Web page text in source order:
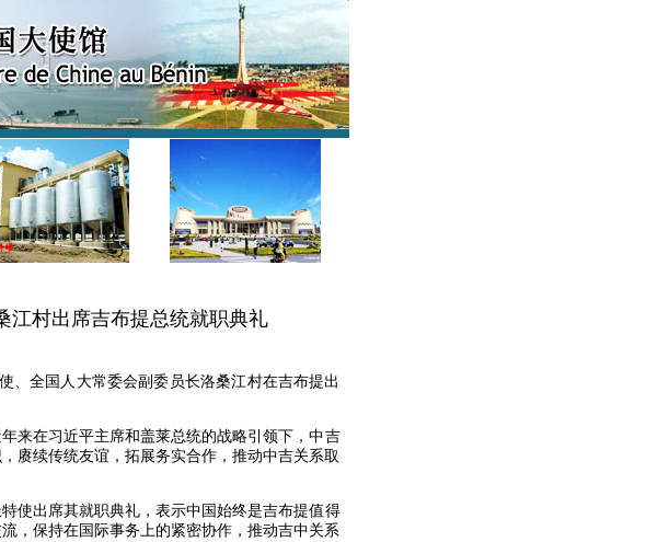
江村出席吉布提总统就职典礼
、全国人大常委会副委员长洛桑江村在吉布提出
来在习近平主席和盖莱总统的战略引领下，中吉
赓续传统友谊，拓展务实合作，推动中吉关系取
使出席其就职典礼，表示中国始终是吉布提值得
，保持在国际事务上的紧密协作，推动吉中关系